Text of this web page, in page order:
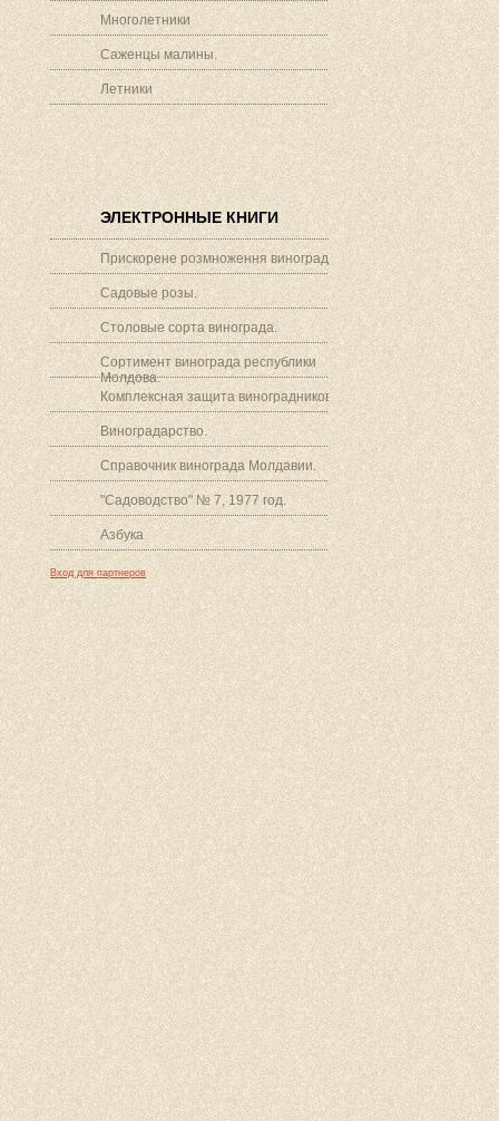
Многолетники
Саженцы малины.
Летники
ЭЛЕКТРОННЫЕ КНИГИ
Прискорене розмноження винограду.
Садовые розы.
Столовые сорта винограда.
Сортимент винограда республики
Молдова.
Комплексная защита виноградников.
Виноградарство.
Справочник винограда Молдавии.
"Садоводство" № 7, 1977 год.
Азбука
Вход для партнеров